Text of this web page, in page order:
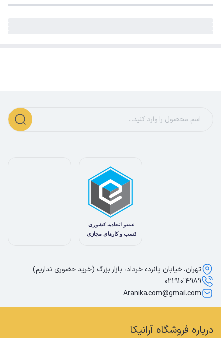
درباره فروشگاه آرانیکا
تهران، خیابان پانزده خرداد، بازار بزرگ (خرید حضوری نداریم)
02191014989
Aranika.com@gmail.com